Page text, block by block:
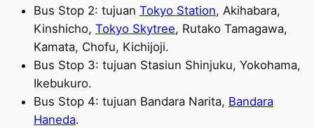
Bus Stop 2: tujuan Tokyo Station, Akihabara,
Kinshicho, Tokyo Skytree, Rutako Tamagawa,
Kamata, Chofu, Kichijoji.
Bus Stop 3: tujuan Stasiun Shinjuku, Yokohama,
Ikebukuro.
Bus Stop 4: tujuan Bandara Narita, Bandara
Haneda.